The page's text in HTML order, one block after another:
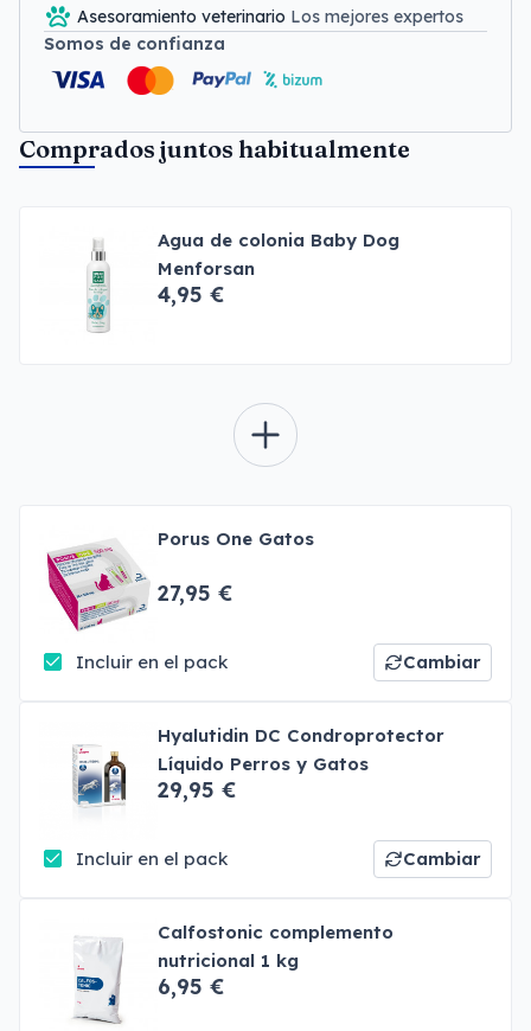
Asesoramiento veterinario Los mejores expertos
Somos de confianza
Comprados juntos habitualmente
Agua de colonia Baby Dog
Menforsan
4,95 €
Porus One Gatos
27,95 €
Incluir en el pack Cambiar
Hyalutidin DC Condroprotector
Líquido Perros y Gatos
29,95 €
Incluir en el pack Cambiar
Calfostonic complemento
nutricional 1 kg
6,95 €